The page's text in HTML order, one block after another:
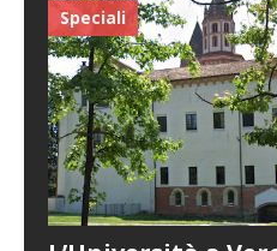
Speciali